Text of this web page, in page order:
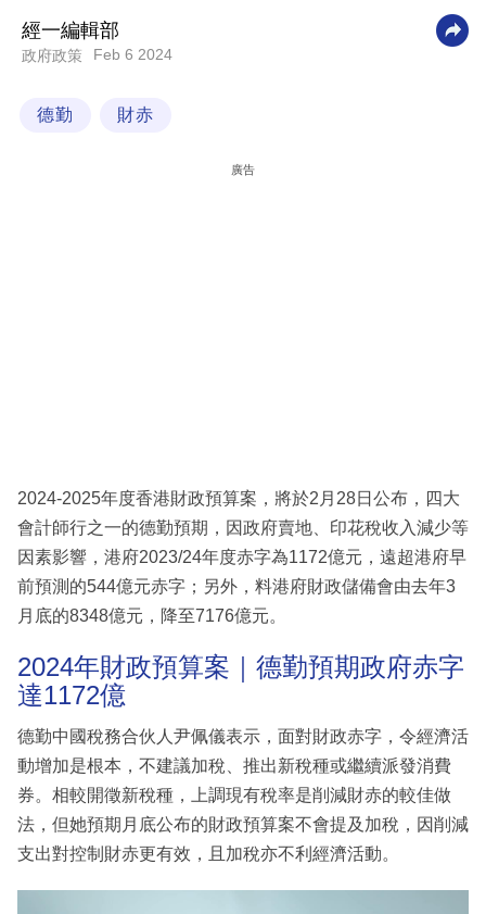
科
區
經一編輯部
政府政策 Feb 6 2024
德勤 財赤
廣告
2024-2025年度香港財政預算案，將於2月28日公布，四大
會計師行之一的德勤預期，因政府賣地、印花稅收入減少等
因素影響，港府2023/24年度赤字為1172億元，遠超港府早
前預測的544億元赤字；另外，料港府財政儲備會由去年3
月底的8348億元，降至7176億元。
2024年財政預算案｜德勤預期政府赤字
達1172億
德勤中國稅務合伙人尹佩儀表示，面對財政赤字，令經濟活
動增加是根本，不建議加稅、推出新稅種或繼續派發消費
券。相較開徵新稅種，上調現有稅率是削減財赤的較佳做
法，但她預期月底公布的財政預算案不會提及加稅，因削減
支出對控制財赤更有效，且加稅亦不利經濟活動。